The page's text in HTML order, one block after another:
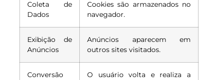
Coleta de
Dados
Cookies são armazenados no
navegador.
Exibição de
Anúncios
Anúncios aparecem em
outros sites visitados.
Conversão
O usuário volta e realiza a